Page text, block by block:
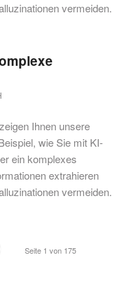
vermeiden.
Ihnen unsere
wie Sie mit KI-
ein komplexes
extrahieren
vermeiden.
Seite 1 von 175